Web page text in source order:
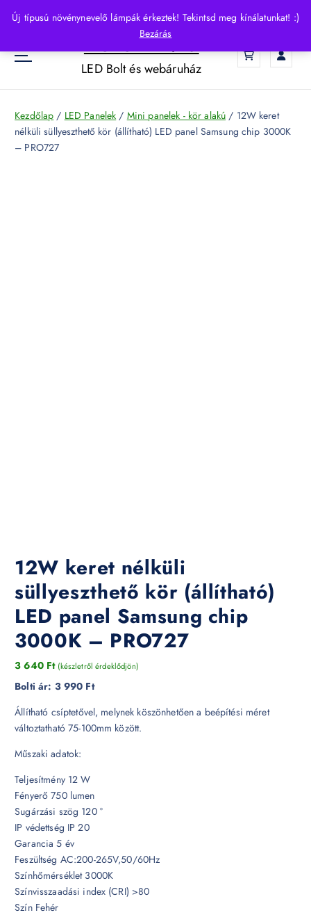
Új típusú növénynevelő lámpák érkeztek! Tekintsd meg kínálatunkat! :)
Bezárás
p
o
HelloLED.hu
LED Bolt és webáruház
Kezdőlap / LED Panelek / Mini panelek - kör alakú / 12W keret
nélküli süllyeszthető kör (állítható) LED panel Samsung chip 3000K
– PRO727
12W keret nélküli
süllyeszthető kör (állítható)
LED panel Samsung chip
3000K – PRO727
3 640 Ft (készletről érdeklődjön)
Bolti ár: 3 990 Ft
Állítható csíptetővel, melynek köszönhetően a beépítési méret
változtatható 75-100mm között.
Műszaki adatok:
Teljesítmény 12 W
Fényerő 750 lumen
Sugárzási szög 120 °
IP védettség IP 20
Garancia 5 év
Feszültség AC:200-265V,50/60Hz
Színhőmérséklet 3000K
Színvisszaadási index (CRI) >80
Szín Fehér